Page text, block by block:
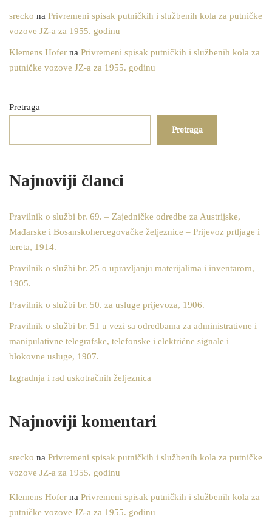
srecko na Privremeni spisak putničkih i službenih kola za putničke
vozove JZ-a za 1955. godinu
Klemens Hofer na Privremeni spisak putničkih i službenih kola za
putničke vozove JZ-a za 1955. godinu
Pretraga
Pretraga
Najnoviji članci
Pravilnik o službi br. 69. – Zajedničke odredbe za Austrijske,
Mađarske i Bosanskohercegovačke željeznice – Prijevoz prtljage i
tereta, 1914.
Pravilnik o službi br. 25 o upravljanju materijalima i inventarom,
1905.
Pravilnik o službi br. 50. za usluge prijevoza, 1906.
Pravilnik o službi br. 51 u vezi sa odredbama za administrativne i
manipulativne telegrafske, telefonske i električne signale i
blokovne usluge, 1907.
Izgradnja i rad uskotračnih željeznica
Najnoviji komentari
srecko na Privremeni spisak putničkih i službenih kola za putničke
vozove JZ-a za 1955. godinu
Klemens Hofer na Privremeni spisak putničkih i službenih kola za
putničke vozove JZ-a za 1955. godinu